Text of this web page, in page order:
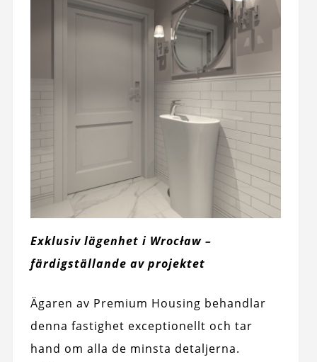
Exklusiv lägenhet i Wrocław –
färdigställande av projektet
Ägaren av Premium Housing behandlar
denna fastighet exceptionellt och tar
hand om alla de minsta detaljerna.